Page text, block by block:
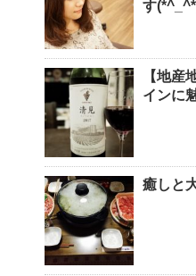
す
【地産
インに
癒しと